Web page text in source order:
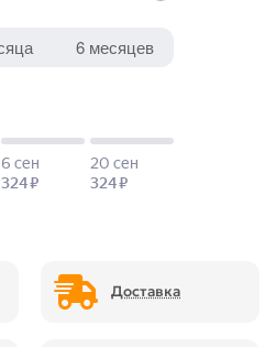
Доставка